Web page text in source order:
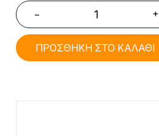
− +
ΠΡΟΣΘΗΚΗ ΣΤΟ ΚΑΛΑΘΙ